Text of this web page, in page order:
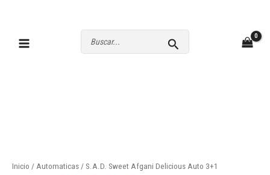
por:
Inicio / Automaticas / S.A.D. Sweet Afgani Delicious Auto 3+1